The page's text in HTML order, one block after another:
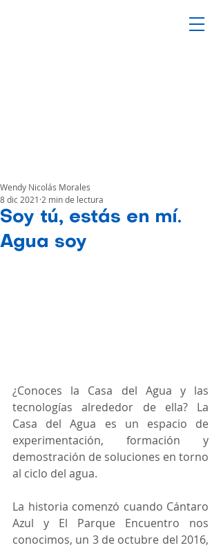
Soy tú, estás en mí.
Agua soy
Wendy Nicolás Morales
8 dic 2021 2 min de lectura
¿Conoces la Casa del Agua y las
tecnologías alrededor de ella? La
Casa del Agua es un espacio de
experimentación, formación y
demostración de soluciones en torno
al ciclo del agua.
La historia comenzó cuando Cántaro
Azul y El Parque Encuentro nos
conocimos, un 3 de octubre del 2016,